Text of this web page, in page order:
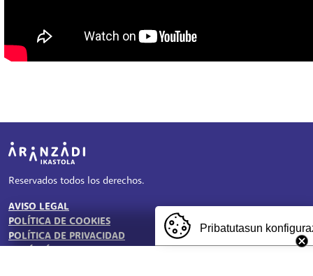
Irudia
Reservados todos los derechos.
TESTU-LEGALAK
AVISO LEGAL
POLÍTICA DE COOKIES
POLÍTICA DE PRIVACIDAD
Pribatutasun